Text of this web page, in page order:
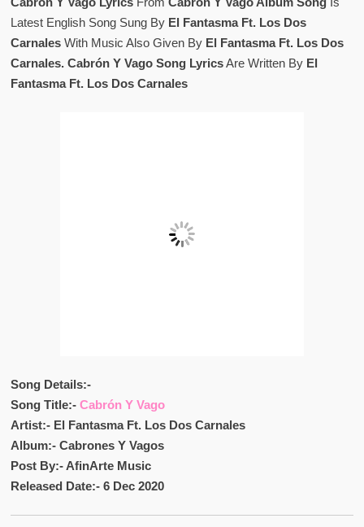
Latest English Song Sung By El Fantasma Ft. Los Dos
CarnalesWith Music Also Given By El Fantasma Ft. Los Dos
Carnales. Cabrón Y Vago Song LyricsAre Written ByEl
Fantasma Ft. Los Dos Carnales
Song Details:-
Song Title:- Cabrón Y Vago
Artist:- El Fantasma Ft. Los Dos Carnales
Album:- Cabrones Y Vagos
Post By:- AfinArte Music
Released Date:- 6 Dec 2020